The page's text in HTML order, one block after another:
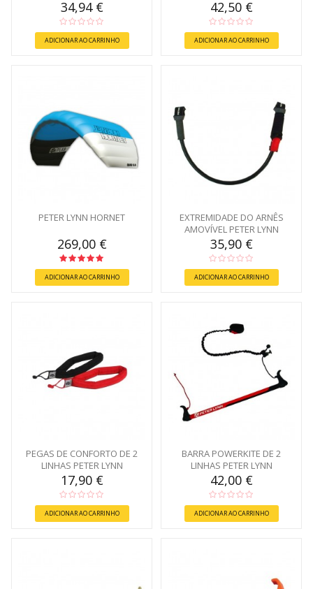
34,94 €
ADICIONAR AO CARRINHO
42,50 €
ADICIONAR AO CARRINHO
PETER LYNN HORNET
269,00 €
ADICIONAR AO CARRINHO
EXTREMIDADE DO ARNÊS
AMOVÍVEL PETER LYNN
35,90 €
ADICIONAR AO CARRINHO
PEGAS DE CONFORTO DE 2
LINHAS PETER LYNN
17,90 €
ADICIONAR AO CARRINHO
BARRA POWERKITE DE 2
LINHAS PETER LYNN
42,00 €
ADICIONAR AO CARRINHO